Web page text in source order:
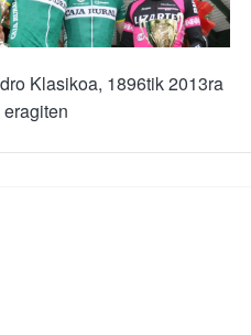
Klasikoa, 1896tik 2013ra